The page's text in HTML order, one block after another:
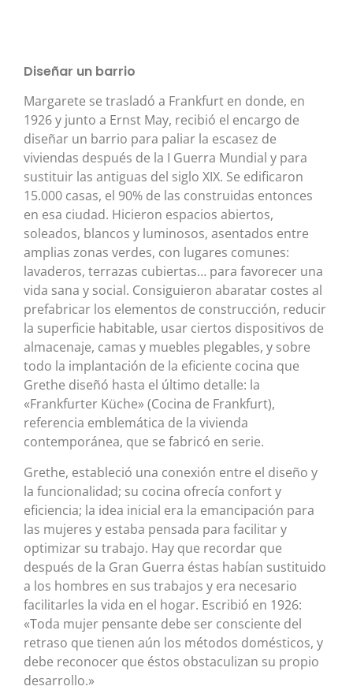
Diseñar un barrio
Margarete se trasladó a Frankfurt en donde, en
1926 y junto a Ernst May, recibió el encargo de
diseñar un barrio para paliar la escasez de
viviendas después de la I Guerra Mundial y para
sustituir las antiguas del siglo XIX. Se edificaron
15.000 casas, el 90% de las construidas entonces
en esa ciudad. Hicieron espacios abiertos,
soleados, blancos y luminosos, asentados entre
amplias zonas verdes, con lugares comunes:
lavaderos, terrazas cubiertas… para favorecer una
vida sana y social. Consiguieron abaratar costes al
prefabricar los elementos de construcción, reducir
la superficie habitable, usar ciertos dispositivos de
almacenaje, camas y muebles plegables, y sobre
todo la implantación de la eficiente cocina que
Grethe diseñó hasta el último detalle: la
«Frankfurter Küche» (Cocina de Frankfurt),
referencia emblemática de la vivienda
contemporánea, que se fabricó en serie.
Grethe, estableció una conexión entre el diseño y
la funcionalidad; su cocina ofrecía confort y
eficiencia; la idea inicial era la emancipación para
las mujeres y estaba pensada para facilitar y
optimizar su trabajo. Hay que recordar que
después de la Gran Guerra éstas habían sustituido
a los hombres en sus trabajos y era necesario
facilitarles la vida en el hogar. Escribió en 1926:
«Toda mujer pensante debe ser consciente del
retraso que tienen aún los métodos domésticos, y
debe reconocer que éstos obstaculizan su propio
desarrollo.»